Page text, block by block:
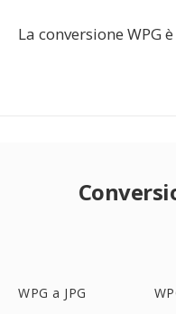
La conversione WPG
WPG a JPG